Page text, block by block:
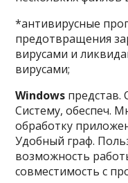
*антивирусные
предотвращения
вирусами и
вирусами;
Windows представ.
Систему, обеспеч.
обработку
Удобный граф.
возможность
совместимость с